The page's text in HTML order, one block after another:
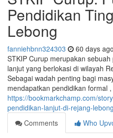
Pendidikan
Lebong
fanniehbnn324303 60 days ago
STKIP Curup merupakan
lanjut yang berlokasi di wilayah
Sebagai wadah penting bagi
mendapatkan pendidikan formal
https://bookmarkchamp.com/
pendidikan-lanjut-di-rejang-lebong
Comments
Who